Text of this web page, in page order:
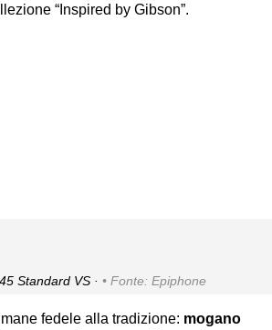
“Inspired by Gibson”.
Standard VS · Fonte: Epiphone
fedele alla tradizione: mogano